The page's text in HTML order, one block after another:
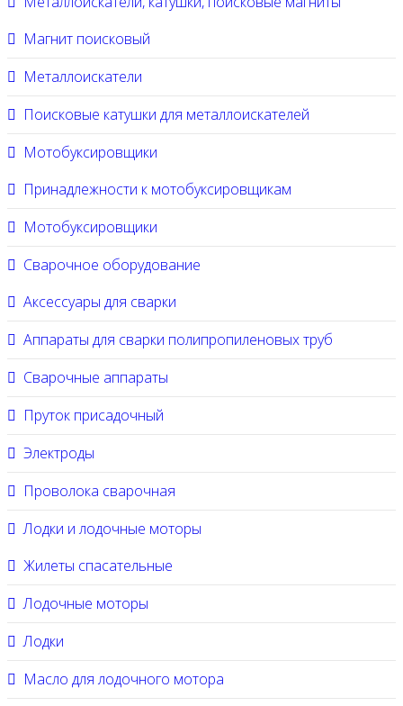
Магнит поисковый
Металлоискатели
Поисковые катушки для металлоискателей
Мотобуксировщики
Принадлежности к мотобуксировщикам
Мотобуксировщики
Сварочное оборудование
Аксессуары для сварки
Аппараты для сварки полипропиленовых труб
Сварочные аппараты
Пруток присадочный
Электроды
Проволока сварочная
Лодки и лодочные моторы
Жилеты спасательные
Лодочные моторы
Лодки
Масло для лодочного мотора